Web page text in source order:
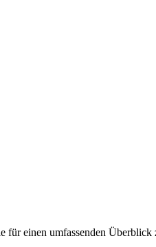
für einen umfassenden